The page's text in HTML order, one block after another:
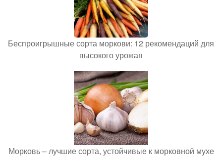
Беспроигрышные сорта моркови: 12 рекомендаций для
высокого урожая
Морковь – лучшие сорта, устойчивые к морковной мухе